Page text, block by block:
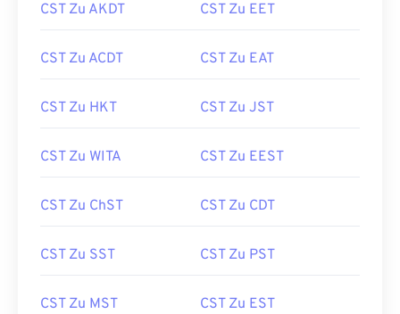
CST Zu AKDT CST Zu EET
CST Zu ACDT CST Zu EAT
CST Zu HKT CST Zu JST
CST Zu WITA CST Zu EEST
CST Zu ChST CST Zu CDT
CST Zu SST CST Zu PST
CST Zu MST CST Zu EST